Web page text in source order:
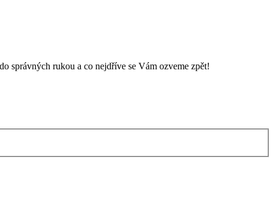
správných rukou a co nejdříve se Vám ozveme zpět!